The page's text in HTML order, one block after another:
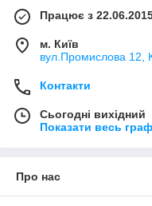
Працює з
м. Київ
вул.Промислова 12,
Контакти
Сьогодні вихідний
Показати весь
Про нас